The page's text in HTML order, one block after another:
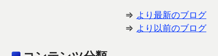
⇒ より最新のブログ
⇒ より以前のブログ